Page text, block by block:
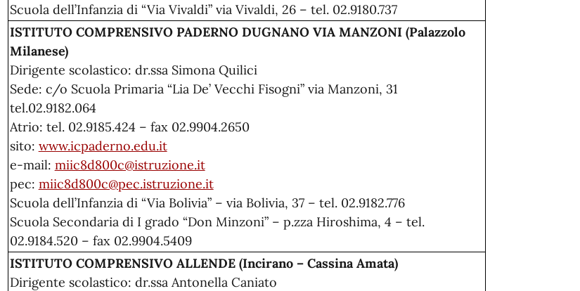
Scuola dell’Infanzia di “Via Vivaldi” via Vivaldi, 26 – tel. 02.9180.737
ISTITUTO COMPRENSIVO PADERNO DUGNANO VIA MANZONI (Palazzolo
Milanese)
Dirigente scolastico: dr.ssa Simona Quilici
Sede: c/o Scuola Primaria “Lia De’ Vecchi Fisogni” via Manzoni, 31
tel.02.9182.064
Atrio: tel. 02.9185.424 – fax 02.9904.2650
sito: www.icpaderno.edu.it
e-mail: miic8d800c@istruzione.it
pec: miic8d800c@pec.istruzione.it
Scuola dell’Infanzia di “Via Bolivia” – via Bolivia, 37 – tel. 02.9182.776
Scuola Secondaria di I grado “Don Minzoni” – p.zza Hiroshima, 4 – tel.
02.9184.520 – fax 02.9904.5409
ISTITUTO COMPRENSIVO ALLENDE (Incirano – Cassina Amata)
Dirigente scolastico: dr.ssa Antonella Caniato